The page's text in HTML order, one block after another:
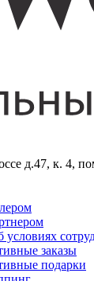
д.47, к. 4,
условиях
заказы
подарки